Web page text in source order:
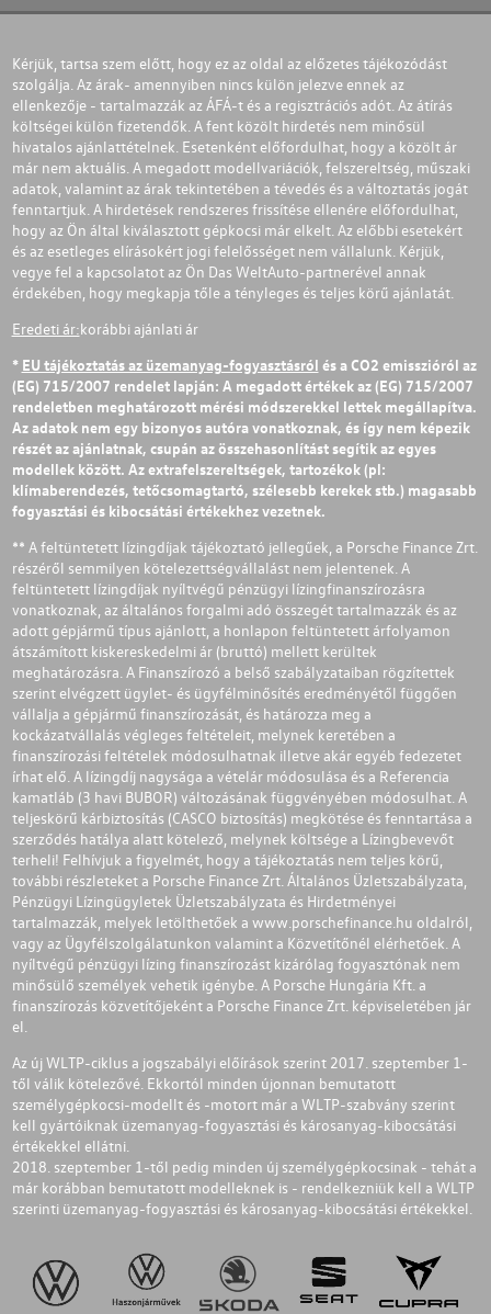
Kérjük, tartsa szem előtt, hogy ez az oldal az előzetes tájékozódást
szolgálja. Az árak- amennyiben nincs külön jelezve ennek az
ellenkezője - tartalmazzák az ÁFÁ-t és a regisztrációs adót. Az átírás
költségei külön fizetendők. A fent közölt hirdetés nem minősül
hivatalos ajánlattételnek. Esetenként előfordulhat, hogy a közölt ár
már nem aktuális. A megadott modellvariációk, felszereltség, műszaki
adatok, valamint az árak tekintetében a tévedés és a változtatás jogát
fenntartjuk. A hirdetések rendszeres frissítése ellenére előfordulhat,
hogy az Ön által kiválasztott gépkocsi már elkelt. Az előbbi esetekért
és az esetleges elírásokért jogi felelősséget nem vállalunk. Kérjük,
vegye fel a kapcsolatot az Ön Das WeltAuto-partnerével annak
érdekében, hogy megkapja tőle a tényleges és teljes körű ajánlatát.
Eredeti ár:korábbi ajánlati ár
* EU tájékoztatás az üzemanyag-fogyasztásról és a CO2 emisszióról az
(EG) 715/2007 rendelet lapján: A megadott értékek az (EG) 715/2007
rendeletben meghatározott mérési módszerekkel lettek megállapítva.
Az adatok nem egy bizonyos autóra vonatkoznak, és így nem képezik
részét az ajánlatnak, csupán az összehasonlítást segítik az egyes
modellek között. Az extrafelszereltségek, tartozékok (pl:
klímaberendezés, tetőcsomagtartó, szélesebb kerekek stb.) magasabb
fogyasztási és kibocsátási értékekhez vezetnek.
** A feltüntetett lízingdíjak tájékoztató jellegűek, a Porsche Finance Zrt.
részéről semmilyen kötelezettségvállalást nem jelentenek. A
feltüntetett lízingdíjak nyíltvégű pénzügyi lízingfinanszírozásra
vonatkoznak, az általános forgalmi adó összegét tartalmazzák és az
adott gépjármű típus ajánlott, a honlapon feltüntetett árfolyamon
átszámított kiskereskedelmi ár (bruttó) mellett kerültek
meghatározásra. A Finanszírozó a belső szabályzataiban rögzítettek
szerint elvégzett ügylet- és ügyfélminősítés eredményétől függően
vállalja a gépjármű finanszírozását, és határozza meg a
kockázatvállalás végleges feltételeit, melynek keretében a
finanszírozási feltételek módosulhatnak illetve akár egyéb fedezetet
írhat elő. A lízingdíj nagysága a vételár módosulása és a Referencia
kamatláb (3 havi BUBOR) változásának függvényében módosulhat. A
teljeskörű kárbiztosítás (CASCO biztosítás) megkötése és fenntartása a
szerződés hatálya alatt kötelező, melynek költsége a Lízingbevevőt
terheli! Felhívjuk a figyelmét, hogy a tájékoztatás nem teljes körű,
további részleteket a Porsche Finance Zrt. Általános Üzletszabályzata,
Pénzügyi Lízingügyletek Üzletszabályzata és Hirdetményei
tartalmazzák, melyek letölthetőek a www.porschefinance.hu oldalról,
vagy az Ügyfélszolgálatunkon valamint a Közvetítőnél elérhetőek. A
nyíltvégű pénzügyi lízing finanszírozást kizárólag fogyasztónak nem
minősülő személyek vehetik igénybe. A Porsche Hungária Kft. a
finanszírozás közvetítőjeként a Porsche Finance Zrt. képviseletében jár
el.
Az új WLTP-ciklus a jogszabályi előírások szerint 2017. szeptember 1-
től válik kötelezővé. Ekkortól minden újonnan bemutatott
személygépkocsi-modellt és -motort már a WLTP-szabvány szerint
kell gyártóiknak üzemanyag-fogyasztási és károsanyag-kibocsátási
értékekkel ellátni.
2018. szeptember 1-től pedig minden új személygépkocsinak - tehát a
már korábban bemutatott modelleknek is - rendelkezniük kell a WLTP
szerinti üzemanyag-fogyasztási és károsanyag-kibocsátási értékekkel.